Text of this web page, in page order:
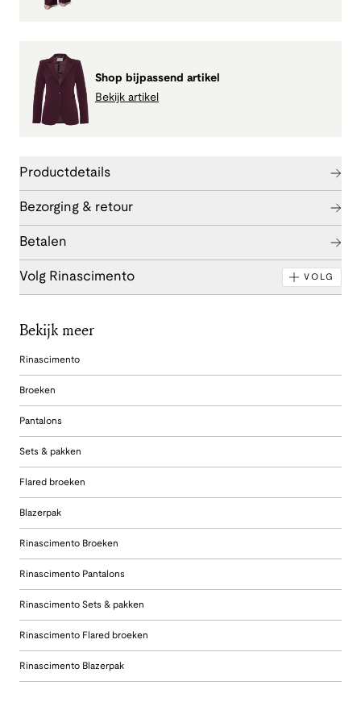
Shop bijpassend artikel
Bekijk artikel
Productdetails
Bezorging & retour
Betalen
Volg Rinascimento VOLG
Bekijk meer
Rinascimento
Broeken
Pantalons
Sets & pakken
Flared broeken
Blazerpak
Rinascimento Broeken
Rinascimento Pantalons
Rinascimento Sets & pakken
Rinascimento Flared broeken
Rinascimento Blazerpak